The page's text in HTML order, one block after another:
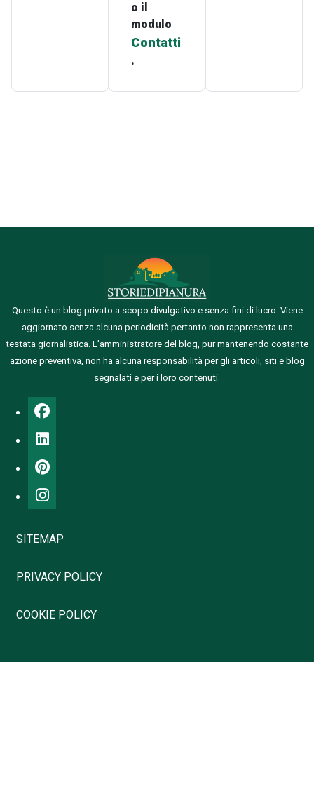
o il
modulo
Contatti
.
Questo è un blog privato a scopo divulgativo e senza fini di lucro. Viene
aggiornato senza alcuna periodicità pertanto non rappresenta una
testata giornalistica. L’amministratore del blog, pur mantenendo costante
azione preventiva, non ha alcuna responsabilità per gli articoli, siti e blog
segnalati e per i loro contenuti.
SITEMAP
PRIVACY POLICY
COOKIE POLICY